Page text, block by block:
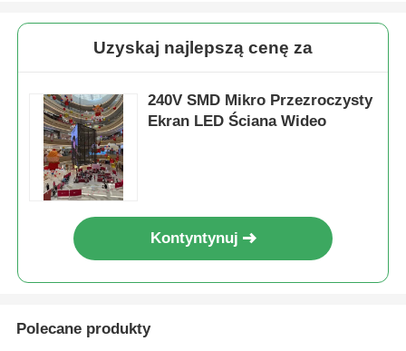
Uzyskaj najlepszą cenę za
240V SMD Mikro Przezroczysty
Ekran LED Ściana Wideo
Kontyntynuj
Polecane produkty